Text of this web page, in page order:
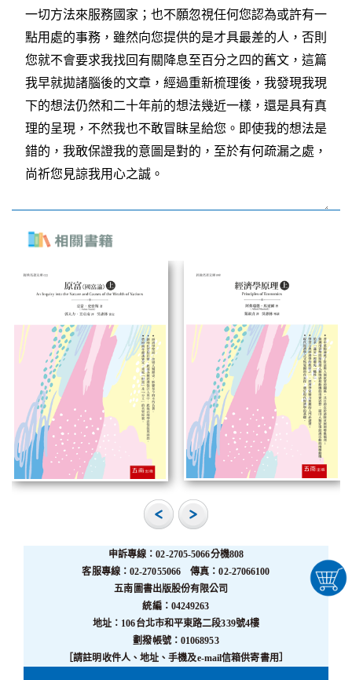
申訴專線：02-2705-5066分機808
客服專線：02-27055066 傳真：02-27066100
五南圖書出版股份有限公司
統編：04249263
地址：106台北市和平東路二段339號4樓
劃撥帳號：01068953
［請註明收件人、地址、手機及e-mail信箱供寄書用］